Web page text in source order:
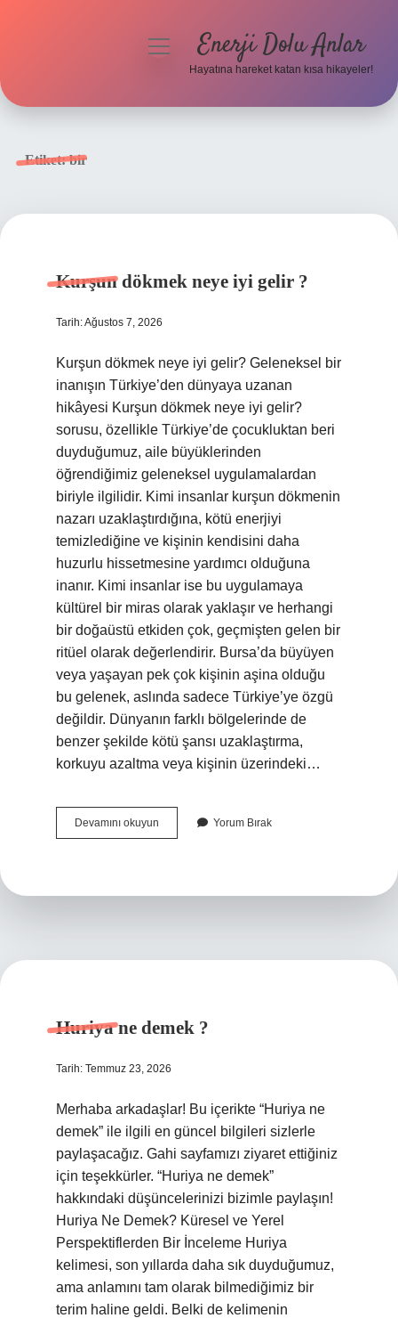
menüyüEnerji Dolu Anlar
Hayatına hareket katan kısa hikayeler!
Etiket:bir
Kurşun dökmek neye iyi gelir ?
Tarih: Ağustos 7, 2026
Kurşun dökmek neye iyi gelir? Geleneksel bir
inanışın Türkiye’den dünyaya uzanan
hikâyesi Kurşun dökmek neye iyi gelir?
sorusu, özellikle Türkiye’de çocukluktan beri
duyduğumuz, aile büyüklerinden
öğrendiğimiz geleneksel uygulamalardan
biriyle ilgilidir. Kimi insanlar kurşun dökmenin
nazarı uzaklaştırdığına, kötü enerjiyi
temizlediğine ve kişinin kendisini daha
huzurlu hissetmesine yardımcı olduğuna
inanır. Kimi insanlar ise bu uygulamaya
kültürel bir miras olarak yaklaşır ve herhangi
bir doğaüstü etkiden çok, geçmişten gelen bir
ritüel olarak değerlendirir. Bursa’da büyüyen
veya yaşayan pek çok kişinin aşina olduğu
bu gelenek, aslında sadece Türkiye’ye özgü
değildir. Dünyanın farklı bölgelerinde de
benzer şekilde kötü şansı uzaklaştırma,
korkuyu azaltma veya kişinin üzerindeki…
Devamını okuyun
dökmek
Yorum Bırak
Huriya ne demek ?
Tarih: Temmuz 23, 2026
Merhaba arkadaşlar! Bu içerikte “Huriya ne
demek” ile ilgili en güncel bilgileri sizlerle
paylaşacağız. Gahi sayfamızı ziyaret ettiğiniz
için teşekkürler. “Huriya ne demek”
hakkındaki düşüncelerinizi bizimle paylaşın!
Huriya Ne Demek? Küresel ve Yerel
Perspektiflerden Bir İnceleme Huriya
kelimesi, son yıllarda daha sık duyduğumuz,
ama anlamını tam olarak bilmediğimiz bir
terim haline geldi. Belki de kelimenin